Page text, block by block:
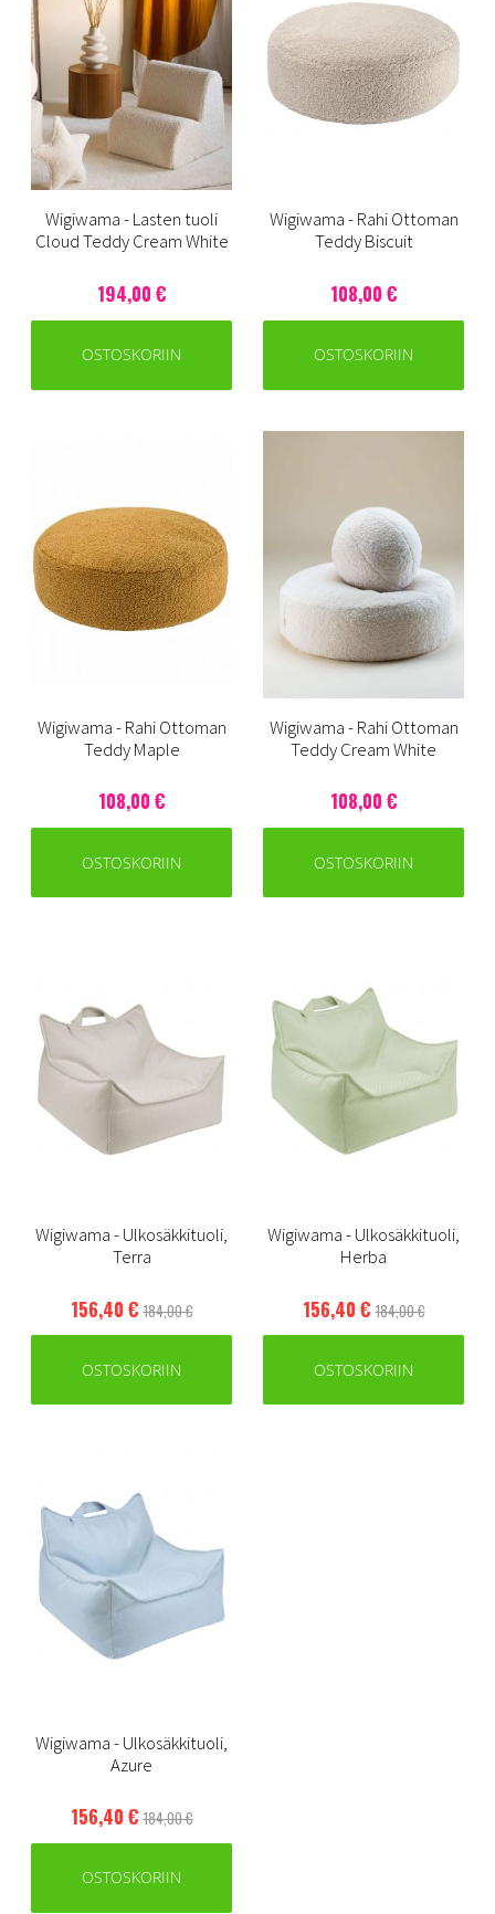
Wigiwama - Lasten tuoli
Cloud Teddy Cream White
194,00 €
OSTOSKORIIN
Wigiwama - Rahi Ottoman
Teddy Biscuit
108,00 €
OSTOSKORIIN
Wigiwama - Rahi Ottoman
Teddy Maple
108,00 €
OSTOSKORIIN
Wigiwama - Rahi Ottoman
Teddy Cream White
108,00 €
OSTOSKORIIN
Wigiwama - Ulkosäkkituoli,
Terra
156,40 € 184,00 €
OSTOSKORIIN
Wigiwama - Ulkosäkkituoli,
Herba
156,40 € 184,00 €
OSTOSKORIIN
Wigiwama - Ulkosäkkituoli,
Azure
156,40 € 184,00 €
OSTOSKORIIN